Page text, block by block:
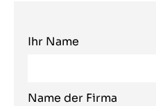
Ihr Name
Name der Firma